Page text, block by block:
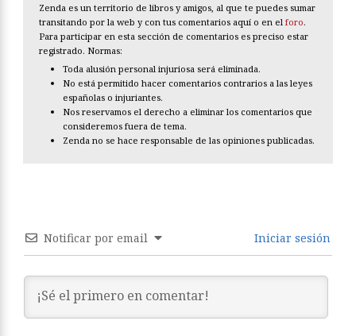
Zenda es un territorio de libros y amigos, al que te puedes sumar
transitando por la web y con tus comentarios aquí o en el foro.
Para participar en esta sección de comentarios es preciso estar
registrado. Normas:
Toda alusión personal injuriosa será eliminada.
No está permitido hacer comentarios contrarios a las leyes
españolas o injuriantes.
Nos reservamos el derecho a eliminar los comentarios que
consideremos fuera de tema.
Zenda no se hace responsable de las opiniones publicadas.
Notificar por email Iniciar sesión